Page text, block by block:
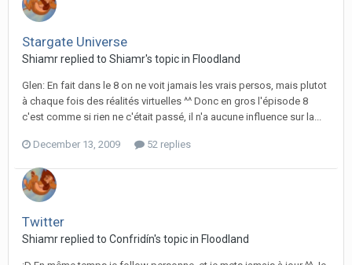
Stargate Universe
Shiamr replied to Shiamr's topic in Floodland
Glen: En fait dans le 8 on ne voit jamais les vrais persos, mais plutot
à chaque fois des réalités virtuelles ^^ Donc en gros l'épisode 8
c'est comme si rien ne c'était passé, il n'a aucune influence sur la...
December 13, 2009 52 replies
Twitter
Shiamr replied to Confridín's topic in Floodland